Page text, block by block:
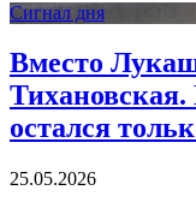
Сигнал дня
Вместо
Тихановская.
остался
25.05.2026